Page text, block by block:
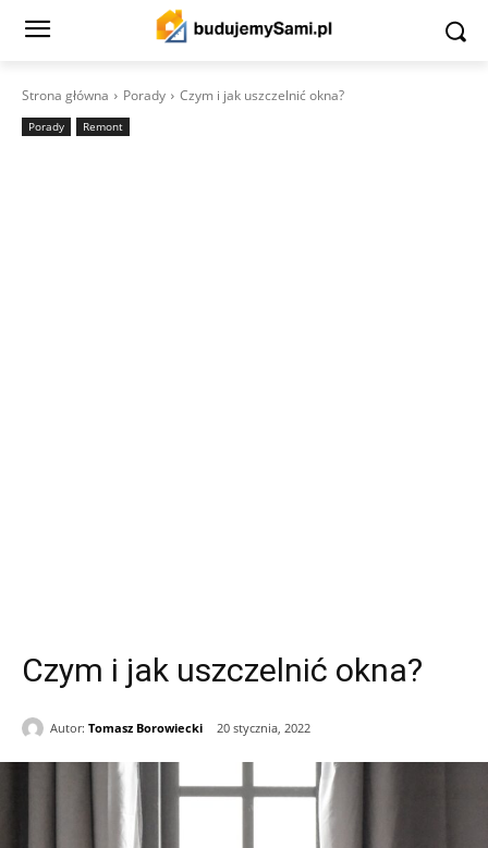
Strona główna Porady Czym i jak uszczelnić okna?
Porady Remont
Czym i jak uszczelnić okna?
Autor: Tomasz Borowiecki 20 stycznia, 2022